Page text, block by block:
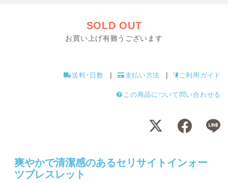
SOLD OUT
お買い上げ有難うございます
送料･日数 支払い方法 ご利用ガイド
この商品について問い合わせる
爽やかで清潔感のあるセリサイトインォー
ツブレスレット